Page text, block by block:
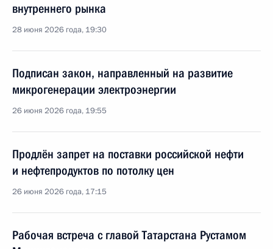
внутреннего рынка
28 июня 2026 года, 19:30
Подписан закон, направленный на развитие
микрогенерации электроэнергии
26 июня 2026 года, 19:55
Продлён запрет на поставки российской нефти
и нефтепродуктов по потолку цен
26 июня 2026 года, 17:15
Рабочая встреча с главой Татарстана Рустамом